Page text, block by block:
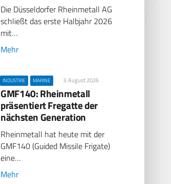
Die Düsseldorfer Rheinmetall AG
schließt das erste Halbjahr 2026
mit…
Mehr
INDUSTRIE MARINE 3. August 2026
GMF140: Rheinmetall
präsentiert Fregatte der
nächsten Generation
Rheinmetall hat heute mit der
GMF140 (Guided Missile Frigate)
eine…
Mehr